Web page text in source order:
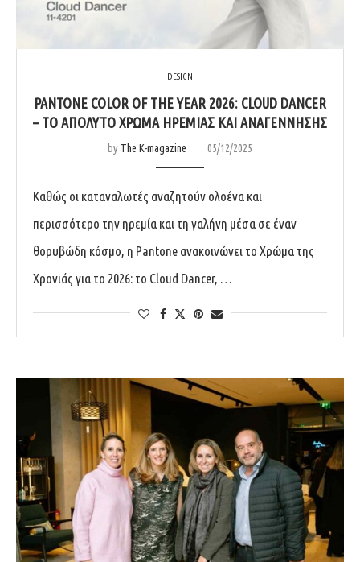
DESIGN
PANTONE COLOR OF THE YEAR 2026: CLOUD DANCER
– ΤΟ ΑΠΌΛΥΤΟ ΧΡΏΜΑ ΗΡΕΜΊΑΣ ΚΑΙ ΑΝΑΓΈΝΝΗΣΗΣ
by The K-magazine 05/12/2025
Καθώς οι καταναλωτές αναζητούν ολοένα και
περισσότερο την ηρεμία και τη γαλήνη μέσα σε έναν
θορυβώδη κόσμο, η Pantone ανακοινώνει το Χρώμα της
Χρονιάς για το 2026: το Cloud Dancer, …